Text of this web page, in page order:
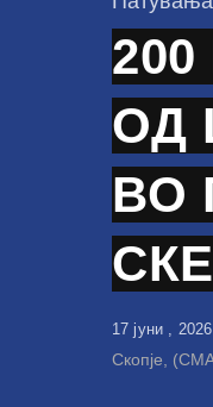
ОД
ВО
Објавено
на
17 јуни , 2026
Скопје,